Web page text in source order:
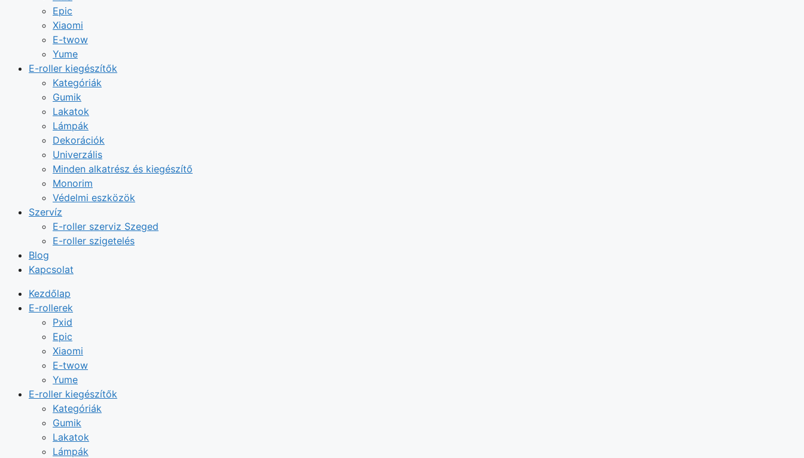
Epic
Xiaomi
E-twow
Yume
E-roller kiegészítők
Kategóriák
Gumik
Lakatok
Lámpák
Dekorációk
Univerzális
Minden alkatrész és kiegészítő
Monorim
Védelmi eszközök
Szervíz
E-roller szerviz Szeged
E-roller szigetelés
Blog
Kapcsolat
Kezdőlap
E-rollerek
Pxid
Epic
Xiaomi
E-twow
Yume
E-roller kiegészítők
Kategóriák
Gumik
Lakatok
Lámpák